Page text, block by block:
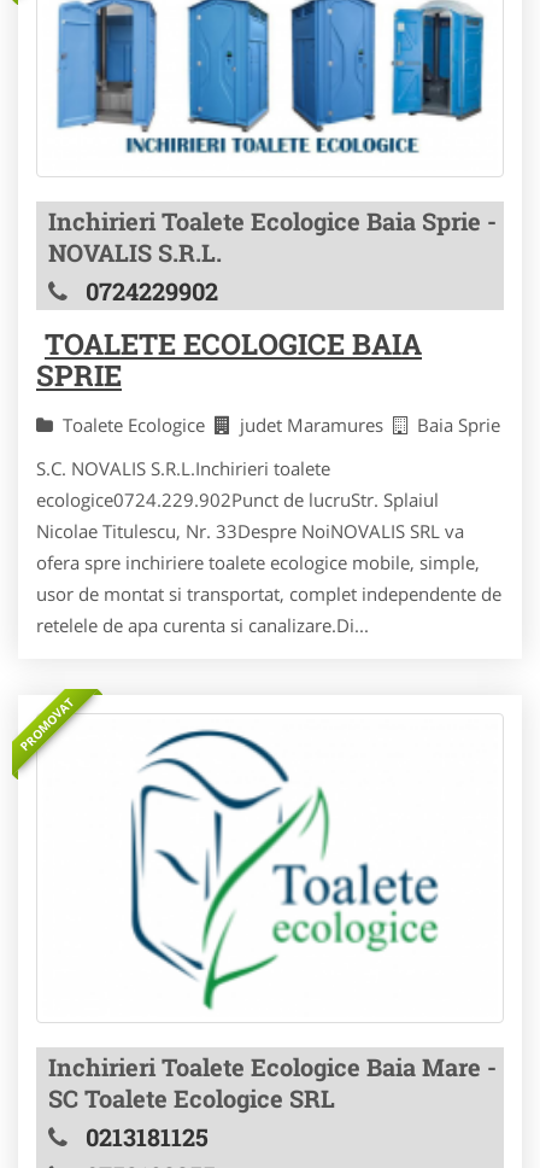
Inchirieri Toalete Ecologice Baia Sprie -
NOVALIS S.R.L.
0724229902
TOALETE ECOLOGICE BAIA
SPRIE
Toalete Ecologice judet Maramures
Baia Sprie
S.C. NOVALIS S.R.L.Inchirieri toalete
ecologice0724.229.902Punct de lucruStr. Splaiul
Nicolae Titulescu, Nr. 33Despre NoiNOVALIS SRL va
ofera spre inchiriere toalete ecologice mobile, simple,
usor de montat si transportat, complet independente de
retelele de apa curenta si canalizare.Di...
PROMOVAT
Inchirieri Toalete Ecologice Baia Mare -
SC Toalete Ecologice SRL
0213181125